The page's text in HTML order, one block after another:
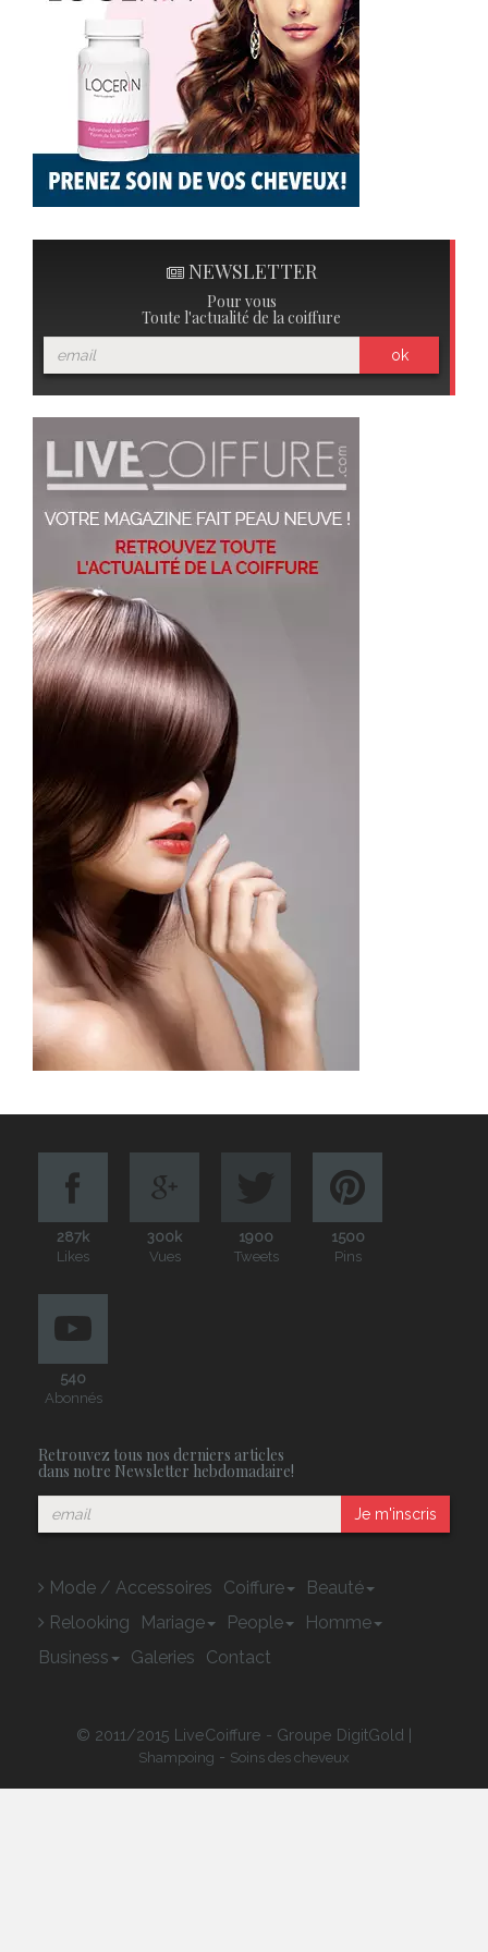
NEWSLETTER
Pour vous
Toute l'actualité de la coiffure
ok
287k
Likes
300k
Vues
1900
Tweets
1500
Pins
540
Abonnés
Retrouvez tous nos derniers articles
dans notre Newsletter hebdomadaire!
Je m'inscris
Mode / Accessoires Coiffure
Beauté
Relooking
Mariage People
Homme
Business
Galeries Contact
© 2011/2015 LiveCoiffure - Groupe DigitGold |
Shampoing - Soins des cheveux